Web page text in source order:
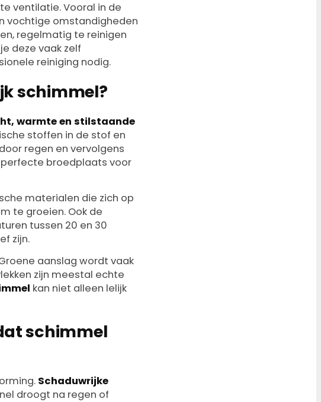
ventilatie. Vooral in de
vochtige omstandigheden
regelmatig te reinigen
deze vaak zelf
reiniging nodig.
schimmel?
warmte en stilstaande
stoffen in de stof en
regen en vervolgens
broedplaats voor
materialen die zich op
te groeien. Ook de
tussen 20 en 30
zijn.
aanslag wordt vaak
zijn meestal echte
kan niet alleen lelijk
schimmel
Schaduwrijke
droogt na regen of